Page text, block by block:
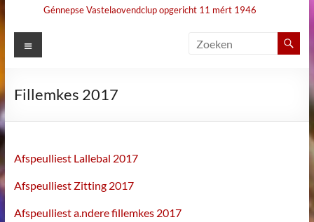
Génnepse Vastelaovendclup opgericht 11 mért 1946
Menu
Fillemkes 2017
Afspeulliest Lallebal 2017
Afspeulliest Zitting 2017
Afspeulliest a.ndere fillemkes 2017